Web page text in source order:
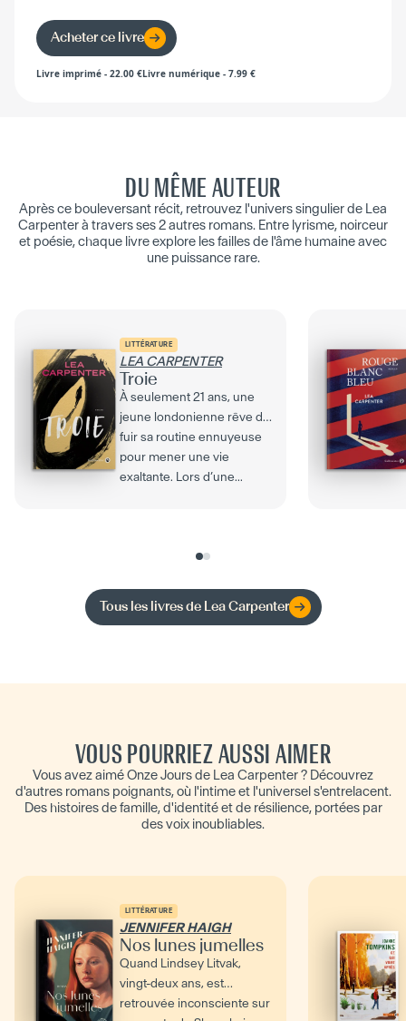
Acheter ce livre
Livre imprimé - 22.00 €Livre numérique - 7.99 €
DU MÊME AUTEUR
Après ce bouleversant récit, retrouvez l'univers singulier de Lea
Carpenter à travers ses 2 autres romans. Entre lyrisme, noirceur
et poésie, chaque livre explore les failles de l'âme humaine avec
une puissance rare.
LITTÉRATURE
LEA CARPENTER
Troie
À seulement 21 ans, une
jeune londonienne rêve de
fuir sa routine ennuyeuse
pour mener une vie
exaltante. Lors d’une...
Tous les livres de Lea Carpenter
VOUS POURRIEZ AUSSI AIMER
Vous avez aimé Onze Jours de Lea Carpenter ? Découvrez
d'autres romans poignants, où l'intime et l'universel s'entrelacent.
Des histoires de famille, d'identité et de résilience, portées par
des voix inoubliables.
LITTÉRATURE
JENNIFER HAIGH
Nos lunes jumelles
Quand Lindsey Litvak,
vingt-deux ans, est
retrouvée inconsciente sur